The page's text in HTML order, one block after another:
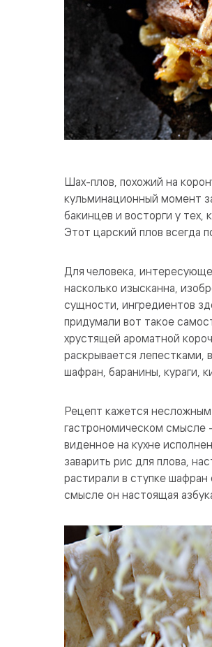
Шах-плов, похожий на
кульминационный момент
бакинцев и восторги у тех,
Этот царский плов всегда
Для человека,
насколько изысканна,
сущности, ингредиентов
придумали вот такое
хрустящей ароматной
раскрывается лепестками,
шафран, баранины, кураги,
Рецепт кажется
гастрономическом смысле
виденное на кухне
заварить рис для плова,
растирали в ступке
смысле он настоящая